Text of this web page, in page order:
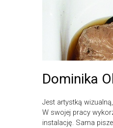
Dominika
Jest artystką
W swojej pracy
instalację. Sama